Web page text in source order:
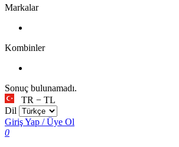
Markalar
Kombinler
Sonuç bulunamadı.
TR − TL
Dil
Giriş Yap / Üye Ol
0